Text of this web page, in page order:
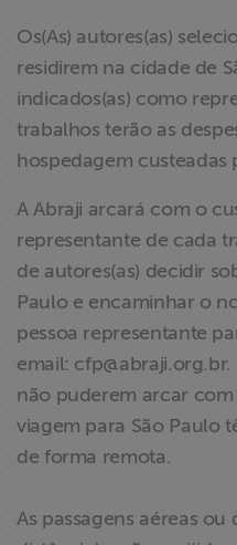
Os(As) autores(as)
residirem na cidade de
indicados(as) como
trabalhos terão as
hospedagem custeadas
A Abraji arcará com o
representante de cada
de autores(as) decidir
Paulo e encaminhar o
pessoa representante
email: cfp@abraji.org.br.
não puderem arcar
viagem para São Paulo
de forma remota.
As passagens aéreas